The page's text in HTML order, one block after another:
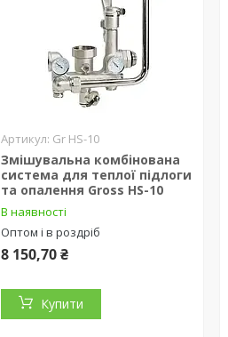
Gr HS-10
Змішувальна комбінована
система для теплої підлоги
та опалення Gross HS-10
В наявності
Оптом і в роздріб
8 150,70 ₴
Купити